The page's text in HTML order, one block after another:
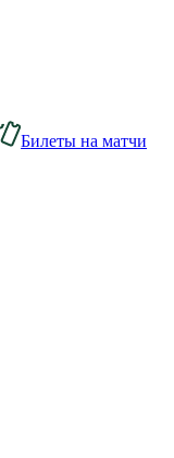
Билеты на матчи